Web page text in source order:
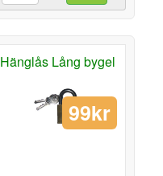
Hänglås Lång bygel
99kr